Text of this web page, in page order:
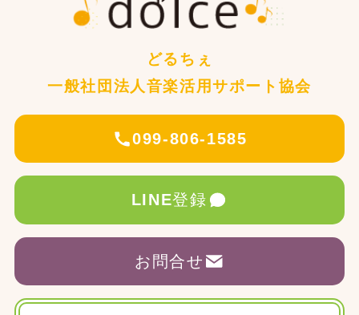
どるちぇ
一般社団法人音楽活用サポート協会
099-806-1585
LINE登録
お問合せ